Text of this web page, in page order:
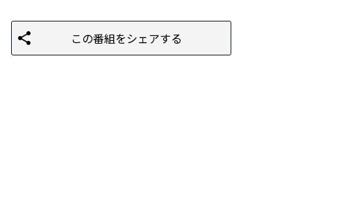
この番組をシェアする